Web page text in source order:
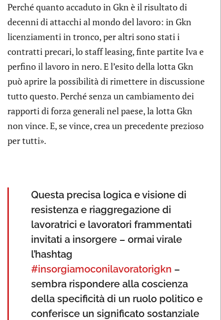
Perché quanto accaduto in Gkn è il risultato di
decenni di attacchi al mondo del lavoro: in Gkn
licenziamenti in tronco, per altri sono stati i
contratti precari, lo staff leasing, finte partite Iva e
perfino il lavoro in nero. E l’esito della lotta Gkn
può aprire la possibilità di rimettere in discussione
tutto questo. Perché senza un cambiamento dei
rapporti di forza generali nel paese, la lotta Gkn
non vince. E, se vince, crea un precedente prezioso
per tutti».
Questa precisa logica e visione di
resistenza e riaggregazione di
lavoratrici e lavoratori frammentati
invitati a insorgere – ormai virale
l’hashtag
#insorgiamoconilavoratorigkn –
sembra rispondere alla coscienza
della specificità di un ruolo politico e
conferisce un significato sostanziale